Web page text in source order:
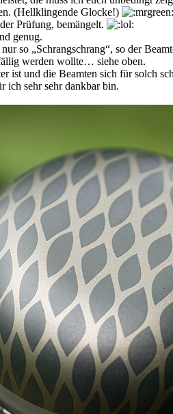
(Hellklingende Glocke!)
Prüfung, bemängelt.
genug.
so „Schrangschrang“, so der
werden wollte… siehe oben.
ist und die Beamten sich für solch
ich sehr sehr dankbar bin.